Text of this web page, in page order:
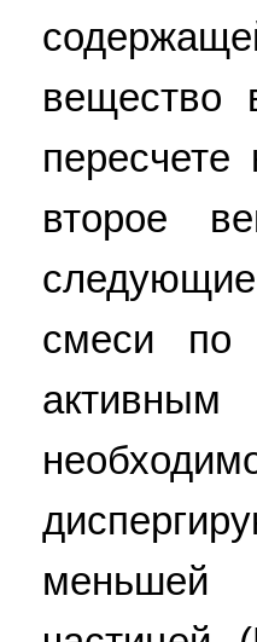
вещество
второе
смеси по
меньшей